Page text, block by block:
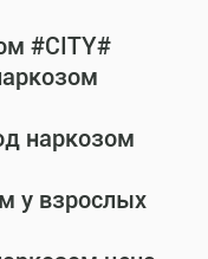
#CITY#
наркозом
у взрослых